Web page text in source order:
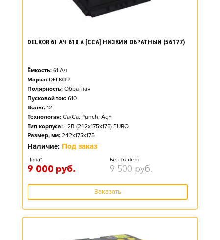
DELKOR 61 АЧ 610 А [CCA] НИЗКИЙ ОБРАТНЫЙ (56177)
Ёмкость: 61 Ач
Марка: DELKOR
Полярность: Обратная
Пусковой ток: 610
Вольт: 12
Технология: Ca/Ca, Punch, Ag+
Тип корпуса: L2B (242x175x175) EURO
Размер, мм: 242x175x175
Наличие: Под заказ
Цена*
9 000 руб.
Без Trade-in
9 500 руб.
Заказать